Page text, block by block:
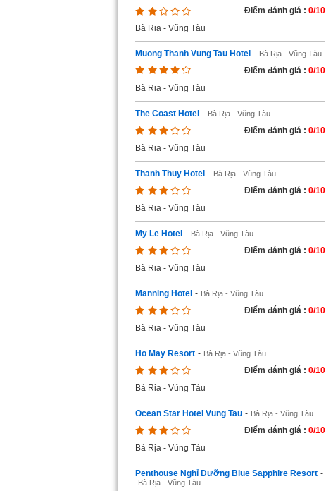
Điểm đánh giá : 0/10
Bà Rịa - Vũng Tàu
Muong Thanh Vung Tau Hotel - Bà Rịa - Vũng Tàu
Điểm đánh giá : 0/10
Bà Rịa - Vũng Tàu
The Coast Hotel - Bà Rịa - Vũng Tàu
Điểm đánh giá : 0/10
Bà Rịa - Vũng Tàu
Thanh Thuy Hotel - Bà Rịa - Vũng Tàu
Điểm đánh giá : 0/10
Bà Rịa - Vũng Tàu
My Le Hotel - Bà Rịa - Vũng Tàu
Điểm đánh giá : 0/10
Bà Rịa - Vũng Tàu
Manning Hotel - Bà Rịa - Vũng Tàu
Điểm đánh giá : 0/10
Bà Rịa - Vũng Tàu
Ho May Resort - Bà Rịa - Vũng Tàu
Điểm đánh giá : 0/10
Bà Rịa - Vũng Tàu
Ocean Star Hotel Vung Tau - Bà Rịa - Vũng Tàu
Điểm đánh giá : 0/10
Bà Rịa - Vũng Tàu
Penthouse Nghỉ Dưỡng Blue Sapphire Resort -
Bà Rịa - Vũng Tàu